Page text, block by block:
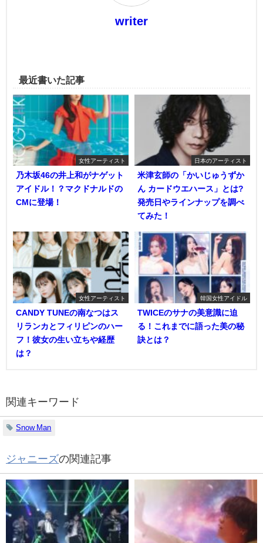
writer
最近書いた記事
女性アーティスト
乃木坂46の井上和がナゲット
アイドル！？マクドナルドの
CMに登場！
日本のアーティスト
米津玄師の「かいじゅうずか
ん カードウエハース」とは?
発売日やラインナップを調べ
てみた！
女性アーティスト
CANDY TUNEの南なつはス
リランカとフィリピンのハー
フ！彼女の生い立ちや経歴
は？
韓国女性アイドル
TWICEのサナの美意識に迫
る！これまでに語った美の秘
訣とは？
関連キーワード
Snow Man
ジャニーズの関連記事